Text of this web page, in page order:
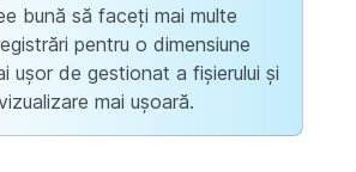
bună să faceți mai multe
pentru o dimensiune
ușor de gestionat a fișierului și
mai ușoară.